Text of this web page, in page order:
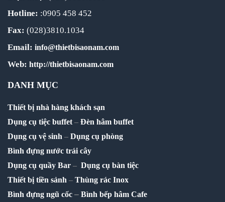
Hotline: :0905 458 452
Fax: (028)3810.1034
Email: info@thietbisaonam.com
Web: http://thietbisaonam.com
DANH MỤC
Thiết bị nhà hàng khách sạn
Dụng cụ tiệc buffet – Đèn hâm buffet
Dụng cụ vệ sinh – Dụng cụ phòng
Bình đựng nước trái cây
Dụng cụ quầy Bar – Dụng cụ bàn tiệc
Thiết bị tiền sảnh – Thùng rác Inox
Bình đựng ngũ cốc – Bình bếp hâm Cafe